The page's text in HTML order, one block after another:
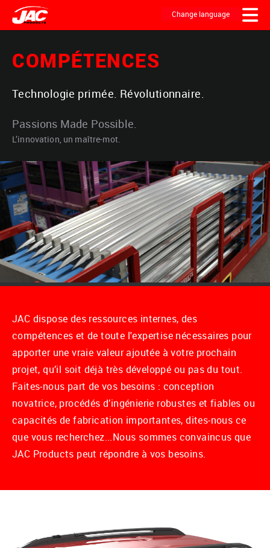
content
Change language
NAVIGATION
COMPÉTENCES
Technologie primée. Révolutionnaire.
Passions Made Possible.
L’innovation, un maître-mot.
JAC dispose des ressources internes, des
compétences et de toute l'expertise nécessaires pour
apporter une vraie valeur ajoutée à votre prochain
projet, qu’il soit déjà très développé ou pas du tout.
Faites-nous part de vos besoins : conception
novatrice, procédés d’ingénierie robustes et fiables ou
capacités de fabrication importantes, dites-nous ce
que vous recherchez...Nous sommes convaincus que
JAC Products peut répondre à vos besoins.